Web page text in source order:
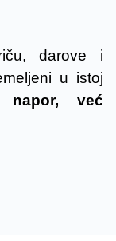
darove i
u istoj
napor, već